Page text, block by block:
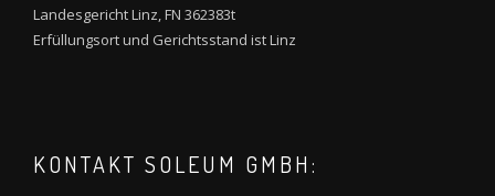
Landesgericht Linz, FN 362383t
Erfüllungsort und Gerichtsstand ist Linz
KONTAKT SOLEUM GMBH: